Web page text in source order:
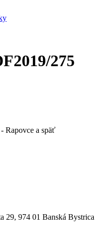
275
Rapovce a späť
29, 974 01 Banská Bystrica